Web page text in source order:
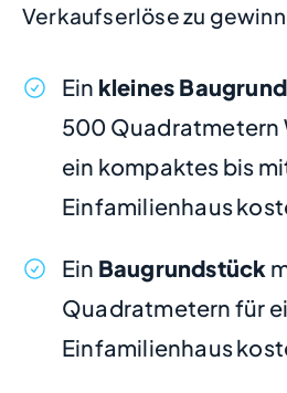
Verkaufserlöse zu
Ein kleines
500 Quadratmetern
ein kompaktes bis
Einfamilienhaus
Ein Baugrundstück
Quadratmetern für
Einfamilienhaus